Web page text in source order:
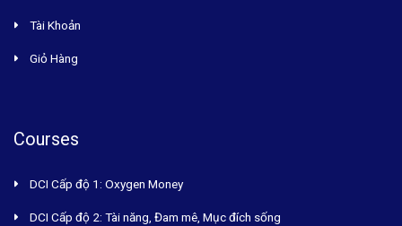
Tài Khoản
Giỏ Hàng
Courses
DCI Cấp độ 1: Oxygen Money
DCI Cấp độ 2: Tài năng, Đam mê, Mục đích sống